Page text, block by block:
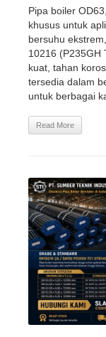
Pipa boiler
khusus untuk
bersuhu
10216 (P235GH
kuat, tahan
tersedia dalam
untuk berbagai
Read More